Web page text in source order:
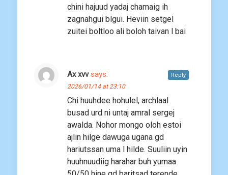
chini hajuud yadaj chamaig ih
zagnahgui blgui. Heviin setgel
zuitei boltloo ali boloh taivan l bai
Ax xvv says:
2026/01/14 at 23:10
Chi huuhdee hohulel, archlaal
busad urd ni untaj amral sergej
awalda. Nohor mongo oloh estoi
ajlin hilge dawuga ugana gd
hariutssan uma l hilde. Suuliin uyin
huuhnuudiig harahar buh yumaa
Reply